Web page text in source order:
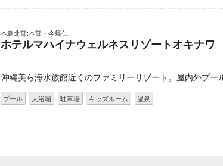
本島北部:本部・今帰仁
ホテルマハイナウェルネスリゾートオキナワ
沖縄美ら海水族館近くのファミリーリゾート。屋内外プー
プール 大浴場 駐車場 キッズルーム 温泉